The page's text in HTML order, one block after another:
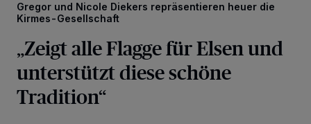
Gregor und Nicole Diekers repräsentieren heuer die
Kirmes-Gesellschaft
„Zeigt alle Flagge für Elsen und
unterstützt diese schöne
Tradition“